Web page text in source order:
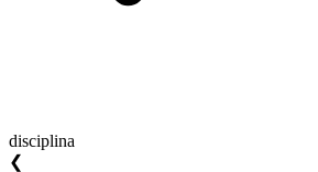
disciplina
❮